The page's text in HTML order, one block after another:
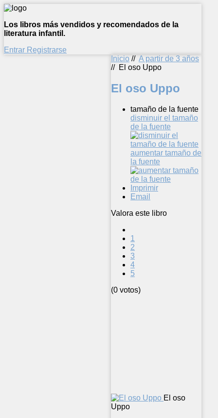
Los libros más vendidos y recomendados de la
literatura infantil.
Entrar Registrarse
Inicio // A partir de 3 años
// El oso Uppo
El oso Uppo
tamaño de la fuente
disminuir el tamaño
de la fuente
aumentar tamaño de
la fuente
Imprimir
Email
Valora este libro
1
2
3
4
5
(0 votos)
El oso
Uppo